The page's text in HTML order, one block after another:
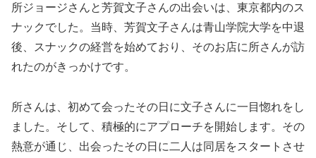
所ジョージさんと芳賀文子さんの出会いは、東京都内のス
ナックでした。当時、芳賀文子さんは青山学院大学を中退
後、スナックの経営を始めており、そのお店に所さんが訪
れたのがきっかけです。
所さんは、初めて会ったその日に文子さんに一目惚れをし
ました。そして、積極的にアプローチを開始します。その
熱意が通じ、出会ったその日に二人は同居をスタートさせ